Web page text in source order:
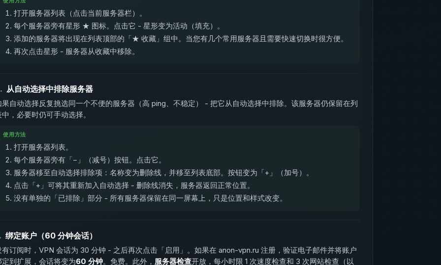
打开服务器列表（点击当前服务器栏）。
每个服务器旁有星形 ★ 图标。点击它 - 星形变为活动（填充）。
添加的服务器将出现在列表顶部的「★ 收藏」组中。当您有几个常用服务器且需要快速切换时很方便。
再次点击星形 - 服务器从收藏中移除。
从自动选择中排除服务器
果自动选择反复挑选同一个不便的服务器（高 ping、不稳定） - 把它从自动选择中排除。该服务器仍保留在列
中，必要时仍可手动选择。
使用方法
打开服务器列表。
每个服务器旁有「−」（减号）按钮。点击它。
服务器移至自动选择排除项：名称变为删除线，并移至列表底部。按钮变为「+」（加号）。
点击「+」可将其重新加入自动选择 - 删除线消失，服务器返回正常位置。
没有单独的「已排除」部分 - 所有服务器保留在同一屏幕上，只是位置和样式改变。
绑定账户（60 分钟会话）
有订阅时，VPN 会话为 30 分钟 - 之后再次点击「启用」。如果在 anon-vpn.ru 注册，验证电子邮件并将账户
定到扩展，会话将变为60 分钟。免费。此外， 服务器检查开放，每小时限 1 次速度检查和 3 次网站检查（以